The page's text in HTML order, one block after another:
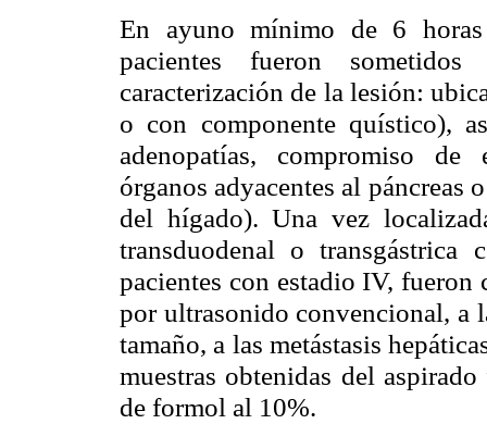
En ayuno mínimo de 6
pacientes fueron
caracterización de la lesión:
o con componente quístico),
adenopatías, compromiso de
órganos adyacentes al páncreas
del hígado). Una vez
transduodenal o
pacientes con estadio IV,
por ultrasonido convencional, a
tamaño, a las metástasis
muestras obtenidas del
de formol al 10%.